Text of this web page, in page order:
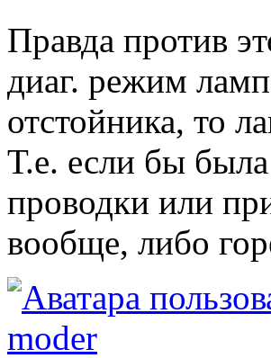
Правда против
диаг. режим
отстойника, то
Т.е. если бы была
проводки или
вообще, либо
moder